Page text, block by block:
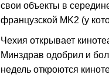
свои объекты в
французской MK2 (у
Чехия открывает
Минздрав одобрил и
недель откроются